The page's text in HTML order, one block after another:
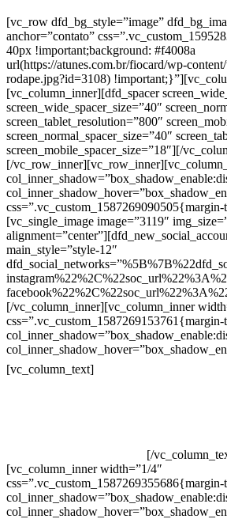
[vc_row dfd_bg_style=”image”
anchor=”contato”
40px !important;background: #f4008a
url(https://atunes.com.br/fiocard/wp-
rodape.jpg?id=3108)
[vc_column_inner][dfd_spacer
screen_wide_spacer_size=”40″
screen_tablet_resolution=”800″
screen_normal_spacer_size=”40″
screen_mobile_spacer_size=”18″][/
[/
[vc_single_image image=”3119″
main_style=”style-12″
[/vc_column_inner][vc_column_inner
[vc_column_text]
[/
[vc_column_inner width=”1/4″